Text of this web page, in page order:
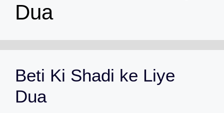
Dua
Beti Ki Shadi ke Liye
Dua